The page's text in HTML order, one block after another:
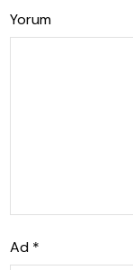
Yorum
Ad *